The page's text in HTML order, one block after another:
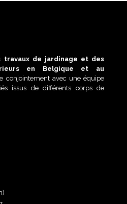
travaux de jardinage et des
en Belgique et au
conjointement avec une équipe
issus de différents corps de